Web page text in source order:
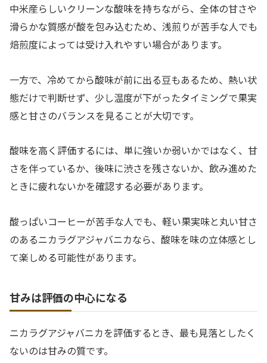
中米産らしいクリーンな酸味を持ちながら、全体の甘さや
滑らかな質感が酸を包み込むため、浅煎りが苦手な人でも
焙煎度によっては受け入れやすい場合があります。
一方で、冷めてから酸味が前に出る豆もあるため、熱い状
態だけで判断せず、少し温度が下がったタイミングで果実
感と甘さのバランスを見ることが大切です。
酸味を高く評価するには、単に強いか弱いかではなく、甘
さを伴っているか、後味に渋さを残さないか、飲み進めた
ときに疲れないかを確認する必要があります。
酸っぱいコーヒーが苦手な人でも、軽い果実味と丸い甘さ
のあるニカラグアジャバニカなら、酸味を味の立体感とし
て楽しめる可能性があります。
甘みは評価の中心になる
ニカラグアジャバニカを評価するとき、最も見落としたく
ないのは甘みの質です。